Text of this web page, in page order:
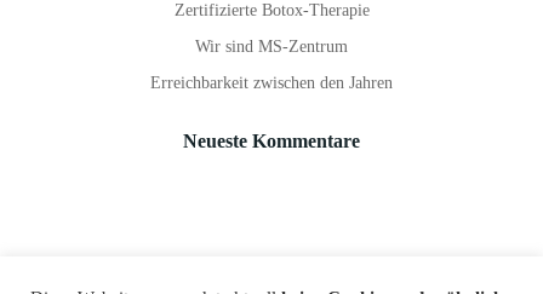
Zertifizierte Botox-Therapie
Wir sind MS-Zentrum
Erreichbarkeit zwischen den Jahren
Neueste Kommentare